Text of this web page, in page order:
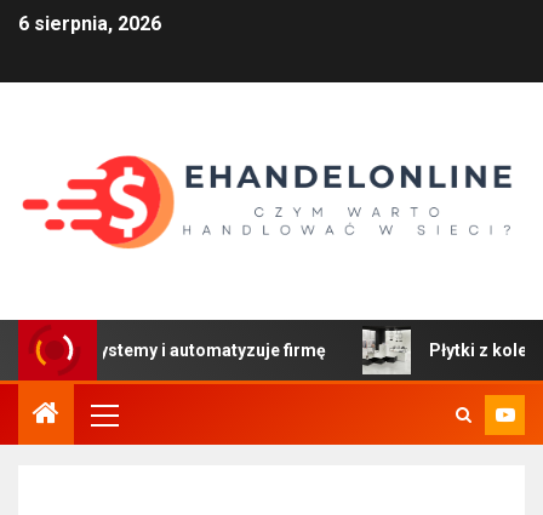
6 sierpnia, 2026
systemy i automatyzuje firmę Płytki z kolekcji